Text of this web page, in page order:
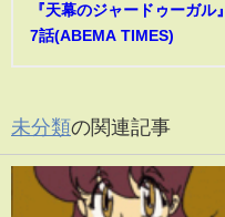
『天幕のジャードゥーガル』
7話(ABEMA TIMES)
未分類の関連記事